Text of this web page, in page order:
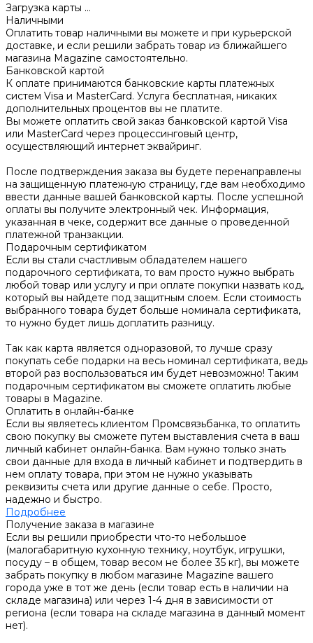
Загрузка карты ...
Наличными
Оплатить товар наличными вы можете и при курьерской
доставке, и если решили забрать товар из ближайшего
магазина Magazine самоcтоятельно.
Банковской картой
К оплате принимаются банковские карты платежных
систем Visa и MasterCard. Услуга бесплатная, никаких
дополнительных процентов вы не платите.
Вы можете оплатить свой заказ банковской картой Visa
или MasterCard через процессинговый центр,
осуществляющий интернет эквайринг.
После подтверждения заказа вы будете перенаправлены
на защищенную платежную страницу, где вам необходимо
ввести данные вашей банковской карты. После успешной
оплаты вы получите электронный чек. Информация,
указанная в чеке, содержит все данные о проведенной
платежной транзакции.
Подарочным сертификатом
Если вы стали счастливым обладателем нашего
подарочного сертификата, то вам просто нужно выбрать
любой товар или услугу и при оплате покупки назвать код,
который вы найдете под защитным слоем. Если стоимость
выбранного товара будет больше номинала сертификата,
то нужно будет лишь доплатить разницу.
Так как карта является одноразовой, то лучше сразу
покупать себе подарки на весь номинал сертификата, ведь
второй раз воспользоваться им будет невозможно! Таким
подарочным сертификатом вы сможете оплатить любые
товары в Magazine.
Оплатить в онлайн-банке
Если вы являетесь клиентом Промсвязьбанка, то оплатить
свою покупку вы сможете путем выставления счета в ваш
личный кабинет онлайн-банка. Вам нужно только знать
свои данные для входа в личный кабинет и подтвердить в
нем оплату товара, при этом не нужно указывать
реквизиты счета или другие данные о себе. Просто,
надежно и быстро.
Подробнее
Получение заказа в магазине
Если вы решили приобрести что-то небольшое
(малогабаритную кухонную технику, ноутбук, игрушки,
посуду – в общем, товар весом не более 35 кг), вы можете
забрать покупку в любом магазине Magazine вашего
города уже в тот же день (если товар есть в наличии на
складе магазина) или через 1-4 дня в зависимости от
региона (если товара на складе магазина в данный момент
нет).